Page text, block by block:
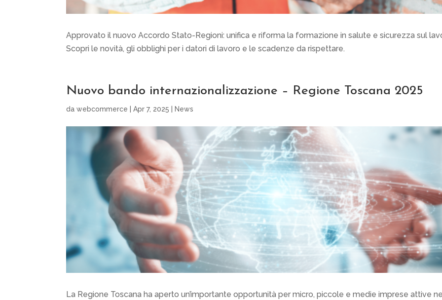
Approvato il nuovo Accordo Stato-Regioni: unifica e riforma la formazione in salute e sicurezza sul
Scopri le novità, gli obblighi per i datori di lavoro e le scadenze da rispettare.
Nuovo bando internazionalizzazione – Regione Toscana 2025
dawebcommerce |Apr 7, 2025 |News
La Regione Toscana ha aperto un’importante opportunità per micro, piccole e medie imprese attive